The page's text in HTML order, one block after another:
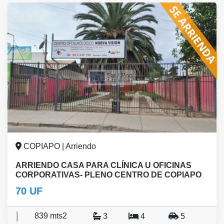
COPIAPO | Arriendo
ARRIENDO CASA PARA CLÍNICA U OFICINAS
CORPORATIVAS- PLENO CENTRO DE COPIAPO
70 UF
839 mts2 3 4 5